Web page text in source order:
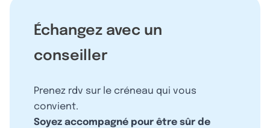
Échangez avec un
conseiller
Prenez rdv sur le créneau qui vous
convient.
Soyez accompagné pour être sûr de